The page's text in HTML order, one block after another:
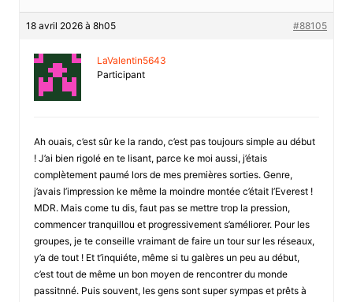
18 avril 2026 à 8h05 #88105
LaValentin5643
Participant
Ah ouais, c’est sûr ke la rando, c’est pas toujours simple au début
! J’ai bien rigolé en te lisant, parce ke moi aussi, j’étais
complètement paumé lors de mes premières sorties. Genre,
j’avais l’impression ke même la moindre montée c’était l’Everest !
MDR. Mais come tu dis, faut pas se mettre trop la pression,
commencer tranquillou et progressivement s’améliorer. Pour les
groupes, je te conseille vraimant de faire un tour sur les réseaux,
y’a de tout ! Et t’inquiéte, même si tu galères un peu au début,
c’est tout de même un bon moyen de rencontrer du monde
passitnné. Puis souvent, les gens sont super sympas et prêts à